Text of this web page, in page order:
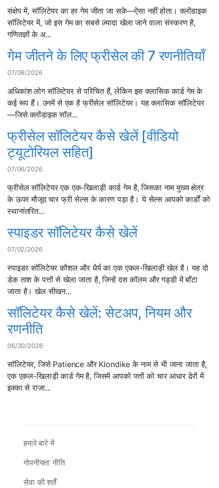
संक्षेप में, सॉलिटेयर का हर गेम जीता जा सके—ऐसा नहीं होता। क्लोंडाइक
सॉलिटेयर में, जो इस गेम का सबसे ज़्यादा खेला जाने वाला संस्करण है,
गणितज्ञों के अ...
गेम जीतने के लिए फ्रीसेल की 7 रणनीतियाँ
07/08/2026
अधिकांश लोग सॉलिटेयर से परिचित हैं, लेकिन इस क्लासिक कार्ड गेम के
कई रूप हैं। उनमें से एक है फ्रीसेल सॉलिटेयर। यह क्लासिक सॉलिटेयर
—जिसे क्लोंडाइक सॉल...
फ्रीसेल सॉलिटेयर कैसे खेलें [वीडियो
ट्यूटोरियल सहित]
07/06/2026
फ्रीसेल सॉलिटेयर एक एक-खिलाड़ी कार्ड गेम है, जिसका नाम मुख्य क्षेत्र
के ऊपर मौजूद चार फ्री सेल्स के कारण पड़ा है। ये सेल्स आपको कार्डों को
स्थानांतरित...
स्पाइडर सॉलिटेयर कैसे खेलें
07/02/2026
स्पाइडर सॉलिटेयर कौशल और धैर्य का एक एकल-खिलाड़ी खेल है। यह दो
डेक ताश के पत्तों से खेला जाता है, जिन्हें दस कॉलम और गड्डी में बाँटा
जाता है। खेल सीखन...
सॉलिटेयर कैसे खेलें: सेटअप, नियम और
रणनीति
06/30/2026
सॉलिटेयर, जिसे Patience और Klondike के नाम से भी जाना जाता है,
एक एकल-खिलाड़ी कार्ड गेम है, जिसमें आपको पत्तों को चार आधार ढेरों में
इक्का से राजा...
हमारे बारे में
गोपनीयता नीति
सेवा की शर्तें